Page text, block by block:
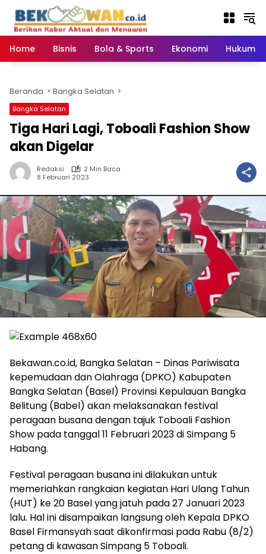
konten
Home
Bisnis Bola & Sports Ekonomi Hukum
Beranda Bangka Selatan
Bangka Selatan
Tiga Hari Lagi, Toboali Fashion Show
akan Digelar
Redaksi
2 Min Baca
8 Februari 2023
Bekawan.co.id, Bangka Selatan – Dinas Pariwisata
kepemudaan dan Olahraga (DPKO) Kabupaten
Bangka Selatan (Basel) Provinsi Kepulauan Bangka
Belitung (Babel) akan melaksanakan festival
peragaan busana dengan tajuk Toboali Fashion
Show pada tanggal 11 Februari 2023 di Simpang 5
Habang.
Festival peragaan busana ini dilakukan untuk
memeriahkan rangkaian kegiatan Hari Ulang Tahun
(HUT) ke 20 Basel yang jatuh pada 27 Januari 2023
lalu. Hal ini disampaikan langsung oleh Kepala DPKO
Basel Firmansyah saat dikonfirmasi pada Rabu (8/2)
petang di kawasan Simpang 5 Toboali.